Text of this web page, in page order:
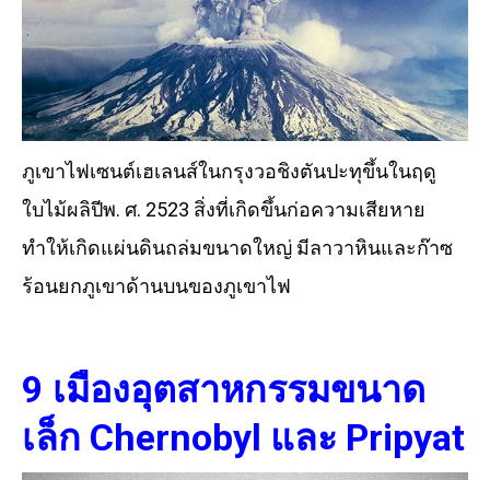
ภูเขาไฟเซนต์เฮเลนส์ในกรุงวอชิงตันปะทุขึ้นในฤดู
ใบไม้ผลิปีพ. ศ. 2523 สิ่งที่เกิดขึ้นก่อความเสียหาย
ทำให้เกิดแผ่นดินถล่มขนาดใหญ่ มีลาวาหินและก๊าซ
ร้อนยกภูเขาด้านบนของภูเขาไฟ
9 เมืองอุตสาหกรรมขนาด
เล็ก Chernobyl และ Pripyat